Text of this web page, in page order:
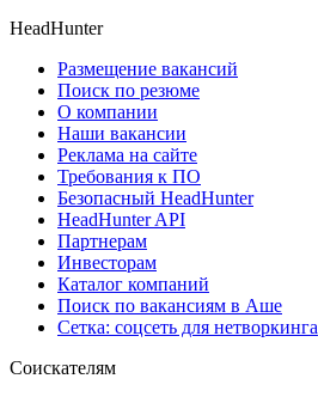
HeadHunter
Размещение вакансий
Поиск по резюме
О компании
Наши вакансии
Реклама на сайте
Требования к ПО
Безопасный HeadHunter
HeadHunter API
Партнерам
Инвесторам
Каталог компаний
Поиск по вакансиям в Аше
Сетка: соцсеть для нетворкинга
Соискателям